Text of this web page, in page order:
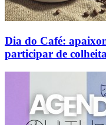
Dia do Café:
participar de